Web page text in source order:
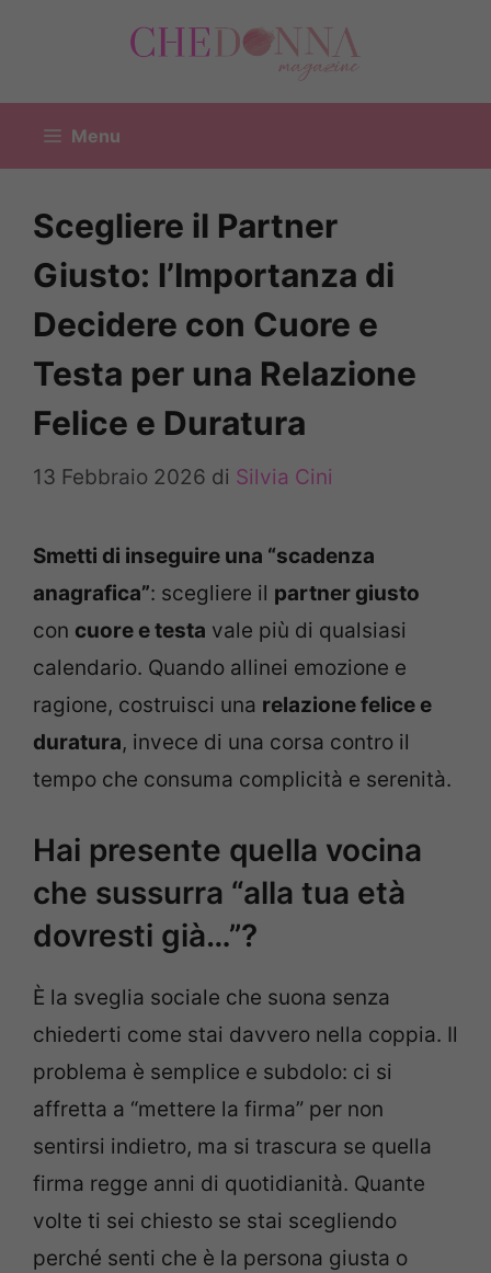
Menu
Scegliere il Partner
Giusto: l’Importanza di
Decidere con Cuore e
Testa per una Relazione
Felice e Duratura
13 Febbraio 2026 di Silvia Cini
Smetti di inseguire una “scadenza
anagrafica”: scegliere il partner giusto
con cuore e testa vale più di qualsiasi
calendario. Quando allinei emozione e
ragione, costruisci una relazione felice e
duratura, invece di una corsa contro il
tempo che consuma complicità e serenità.
Hai presente quella vocina
che sussurra “alla tua età
dovresti già…”?
È la sveglia sociale che suona senza
chiederti come stai davvero nella coppia. Il
problema è semplice e subdolo: ci si
affretta a “mettere la firma” per non
sentirsi indietro, ma si trascura se quella
firma regge anni di quotidianità. Quante
volte ti sei chiesto se stai scegliendo
perché senti che è la persona giusta o